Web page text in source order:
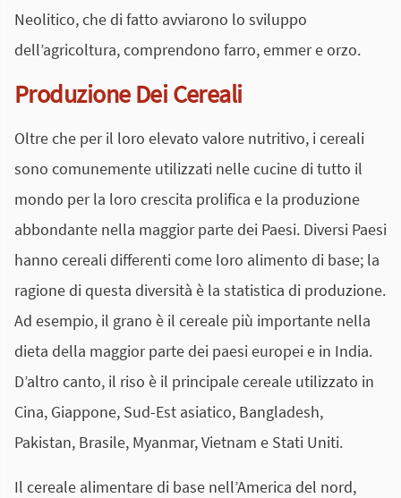
Neolitico, che di fatto avviarono lo sviluppo
dell’agricoltura, comprendono farro, emmer e orzo.
Produzione Dei Cereali
Oltre che per il loro elevato valore nutritivo, i cereali
sono comunemente utilizzati nelle cucine di tutto il
mondo per la loro crescita prolifica e la produzione
abbondante nella maggior parte dei Paesi. Diversi Paesi
hanno cereali differenti come loro alimento di base; la
ragione di questa diversità è la statistica di produzione.
Ad esempio, il grano è il cereale più importante nella
dieta della maggior parte dei paesi europei e in India.
D’altro canto, il riso è il principale cereale utilizzato in
Cina, Giappone, Sud-Est asiatico, Bangladesh,
Pakistan, Brasile, Myanmar, Vietnam e Stati Uniti.
Il cereale alimentare di base nell’America del nord,